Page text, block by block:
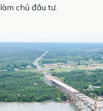
làm chủ đầu tư.